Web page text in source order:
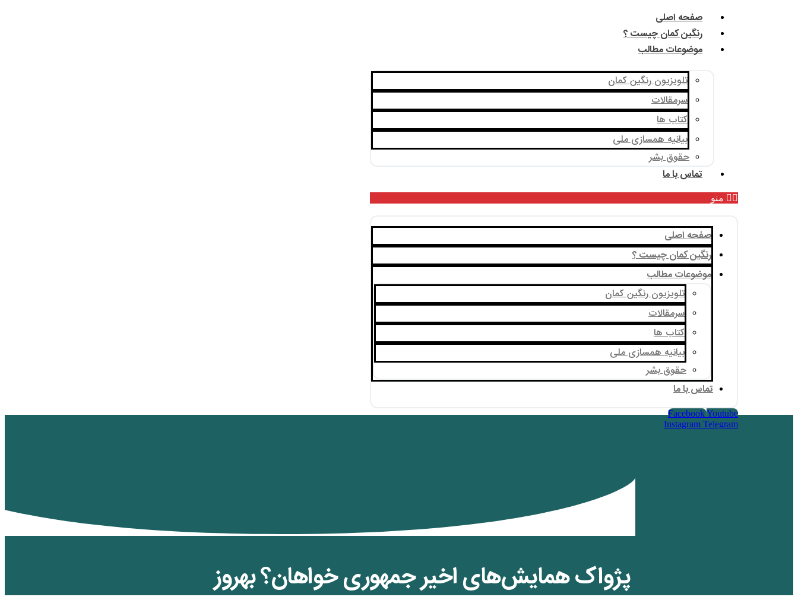
صفحه اصلی
رنگین کمان چیست ؟
موضوعات مطالب
تلویزیون رنگین کمان
سرمقالات
کتاب ها
بیانیه همسازی ملی
حقوق بشر
تماس با ما
منو
صفحه اصلی
رنگین کمان چیست ؟
موضوعات مطالب
تلویزیون رنگین کمان
سرمقالات
کتاب ها
بیانیه همسازی ملی
حقوق بشر
تماس با ما
FacebookYoutube
Instagram Telegram
پژواک همایش‌های اخیر جمهوری خواهان؟ بهروز